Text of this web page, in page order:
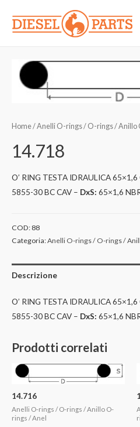
contenuto
Home/Anelli O-rings / O-rings / Anillo
14.718
O’ RING TESTA IDRAULICA 65×1,6
5855-30 BC CAV – DxS: 65×1,6
COD:88
Categoria:Anelli O-rings / O-rings /
Descrizione
O’ RING TESTA IDRAULICA 65×1,6
5855-30 BC CAV – DxS: 65×1,6
Prodotti correlati
14.716
Anelli O-rings / O-rings / Anillo O-
rings / Anel